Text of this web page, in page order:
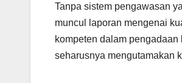
Tanpa sistem pengawasan
muncul laporan mengenai
kompeten dalam
seharusnya mengutamakan